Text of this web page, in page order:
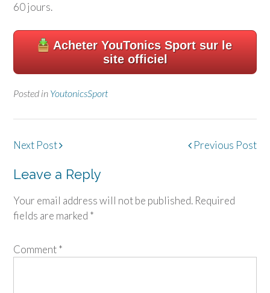
60 jours.
Acheter YouTonics Sportsur le
site officiel
Posted in YoutonicsSport
Post
Previous Post
Next Post
Leave a Reply
Your email address will not be published. Required
fields are marked *
Comment*